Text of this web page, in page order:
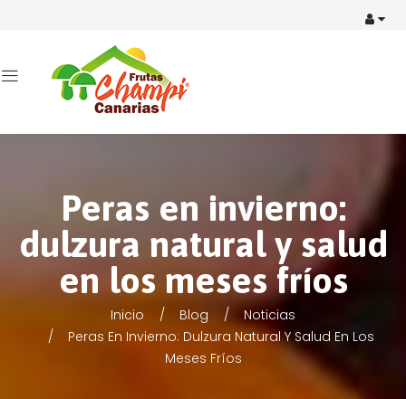
Peras en invierno:
dulzura natural y salud
en los meses fríos
Inicio Blog
Noticias
Peras En Invierno: Dulzura Natural Y Salud En Los
Meses Fríos